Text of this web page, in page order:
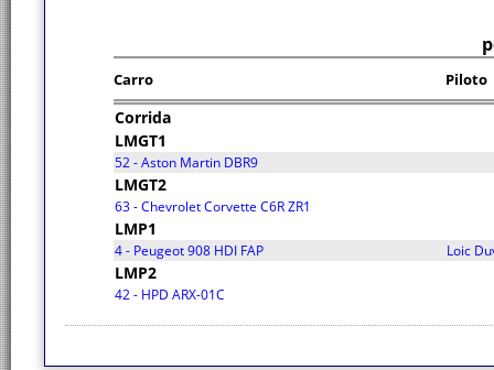
Carro Piloto
Corrida
LMGT1
52 - Aston Martin DBR9
LMGT2
63 - Chevrolet Corvette C6R ZR1
LMP1
4 - Peugeot 908 HDI FAP Loic
LMP2
42 - HPD ARX-01C